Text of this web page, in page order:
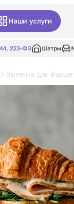
Наши услуги
223-ФЗ Шатры
Выпечка для